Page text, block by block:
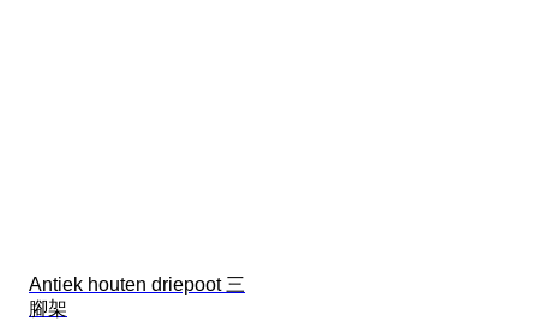
Antiek houten driepoot 三
腳架